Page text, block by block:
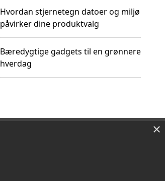
Hvordan stjernetegn datoer og miljø
påvirker dine produktvalg
Bæredygtige gadgets til en grønnere
hverdag
×